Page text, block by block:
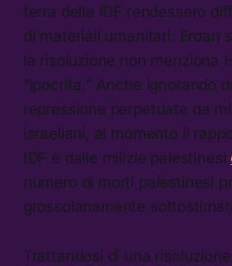
terra delle IDF rendessero
di materiali umanitari. Erdan
la risoluzione non menziona
“ipocrita.” Anche ignorando
repressione perpetuate da
israeliani, al momento il
IDF e dalle milizie palestinesi
numero di morti palestinesi
grossolanamente
Trattandosi di una